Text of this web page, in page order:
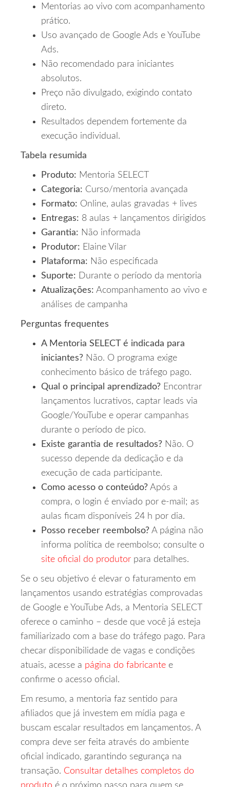
Mentorias ao vivo com acompanhamento
prático.
Uso avançado de Google Ads e YouTube
Ads.
Não recomendado para iniciantes
absolutos.
Preço não divulgado, exigindo contato
direto.
Resultados dependem fortemente da
execução individual.
Tabela resumida
Produto: Mentoria SELECT
Categoria: Curso/mentoria avançada
Formato: Online, aulas gravadas + lives
Entregas: 8 aulas + lançamentos dirigidos
Garantia: Não informada
Produtor: Elaine Vilar
Plataforma: Não especificada
Suporte: Durante o período da mentoria
Atualizações: Acompanhamento ao vivo e
análises de campanha
Perguntas frequentes
A Mentoria SELECT é indicada para
iniciantes? Não. O programa exige
conhecimento básico de tráfego pago.
Qual o principal aprendizado? Encontrar
lançamentos lucrativos, captar leads via
Google/YouTube e operar campanhas
durante o período de pico.
Existe garantia de resultados? Não. O
sucesso depende da dedicação e da
execução de cada participante.
Como acesso o conteúdo? Após a
compra, o login é enviado por e‑mail; as
aulas ficam disponíveis 24 h por dia.
Posso receber reembolso? A página não
informa política de reembolso; consulte o
site oficial do produtor para detalhes.
Se o seu objetivo é elevar o faturamento em
lançamentos usando estratégias comprovadas
de Google e YouTube Ads, a Mentoria SELECT
oferece o caminho – desde que você já esteja
familiarizado com a base do tráfego pago. Para
checar disponibilidade de vagas e condições
atuais, acesse a página do fabricante e
confirme o acesso oficial.
Em resumo, a mentoria faz sentido para
afiliados que já investem em mídia paga e
buscam escalar resultados em lançamentos. A
compra deve ser feita através do ambiente
oficial indicado, garantindo segurança na
transação. Consultar detalhes completos do